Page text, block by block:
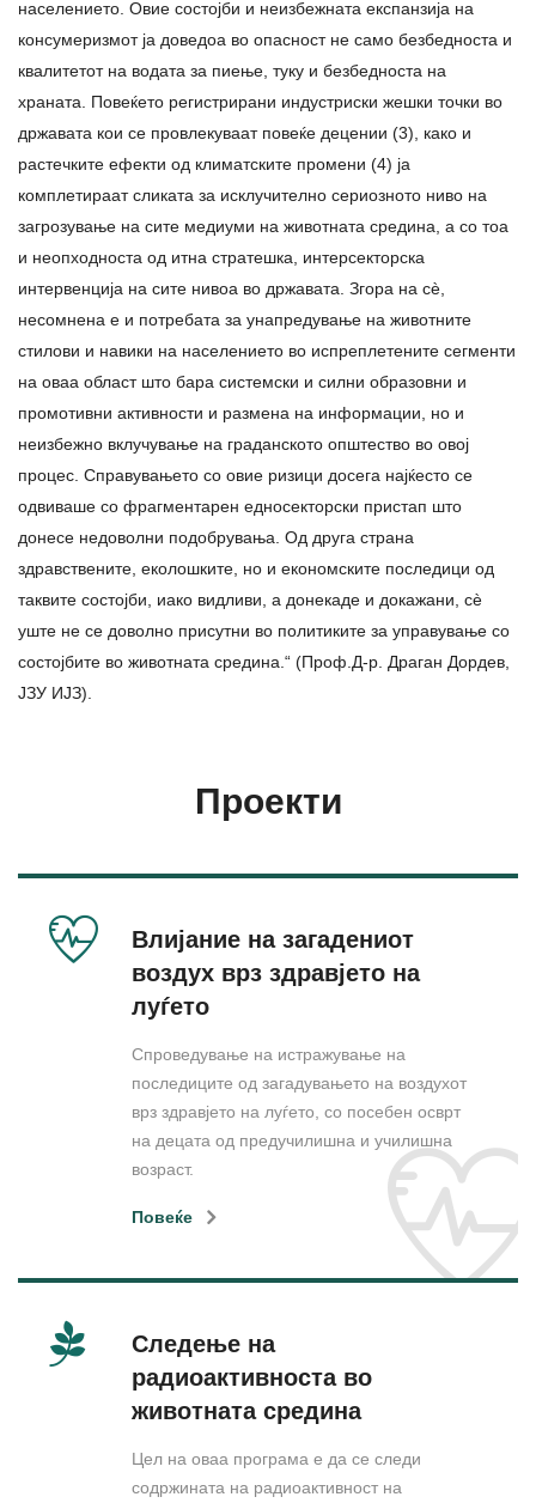
населението. Овие состојби и неизбежната експанзија на
консумеризмот ја доведоа во опасност не само безбедноста и
квалитетот на водата за пиење, туку и безбедноста на
храната. Повеќето регистрирани индустриски жешки точки во
државата кои се провлекуваат повеќе децении (3), како и
растечките ефекти од климатските промени (4) ја
комплетираат сликата за исклучително сериозното ниво на
загрозување на сите медиуми на животната средина, а со тоа
и неопходноста од итна стратешка, интерсекторска
интервенција на сите нивоа во државата. Згора на сè,
несомнена е и потребата за унапредување на животните
стилови и навики на населението во испреплетените сегменти
на оваа област што бара системски и силни образовни и
промотивни активности и размена на информации, но и
неизбежно вклучување на граданското општество во овој
процес. Справувањето со овие ризици досега најќесто се
одвиваше со фрагментарен едносекторски пристап што
донесе недоволни подобрувања. Од друга страна
здравствените, еколошките, но и економските последици од
таквите состојби, иако видливи, а донекаде и докажани, сè
уште не се доволно присутни во политиките за управување со
состојбите во животната средина.“ (Проф.Д-р. Драган Дордев,
ЈЗУ ИЈЗ).
Проекти
Влијание на загадениот
воздух врз здравјето на
луѓето
Спроведување на истражување на
последиците од загадувањето на воздухот
врз здравјето на луѓето, со посебен осврт
на децата од предучилишна и училишна
возраст.
Повеќе
Следење на
радиоактивноста во
животната средина
Цел на оваа програма е да се следи
содржината на радиоактивност на